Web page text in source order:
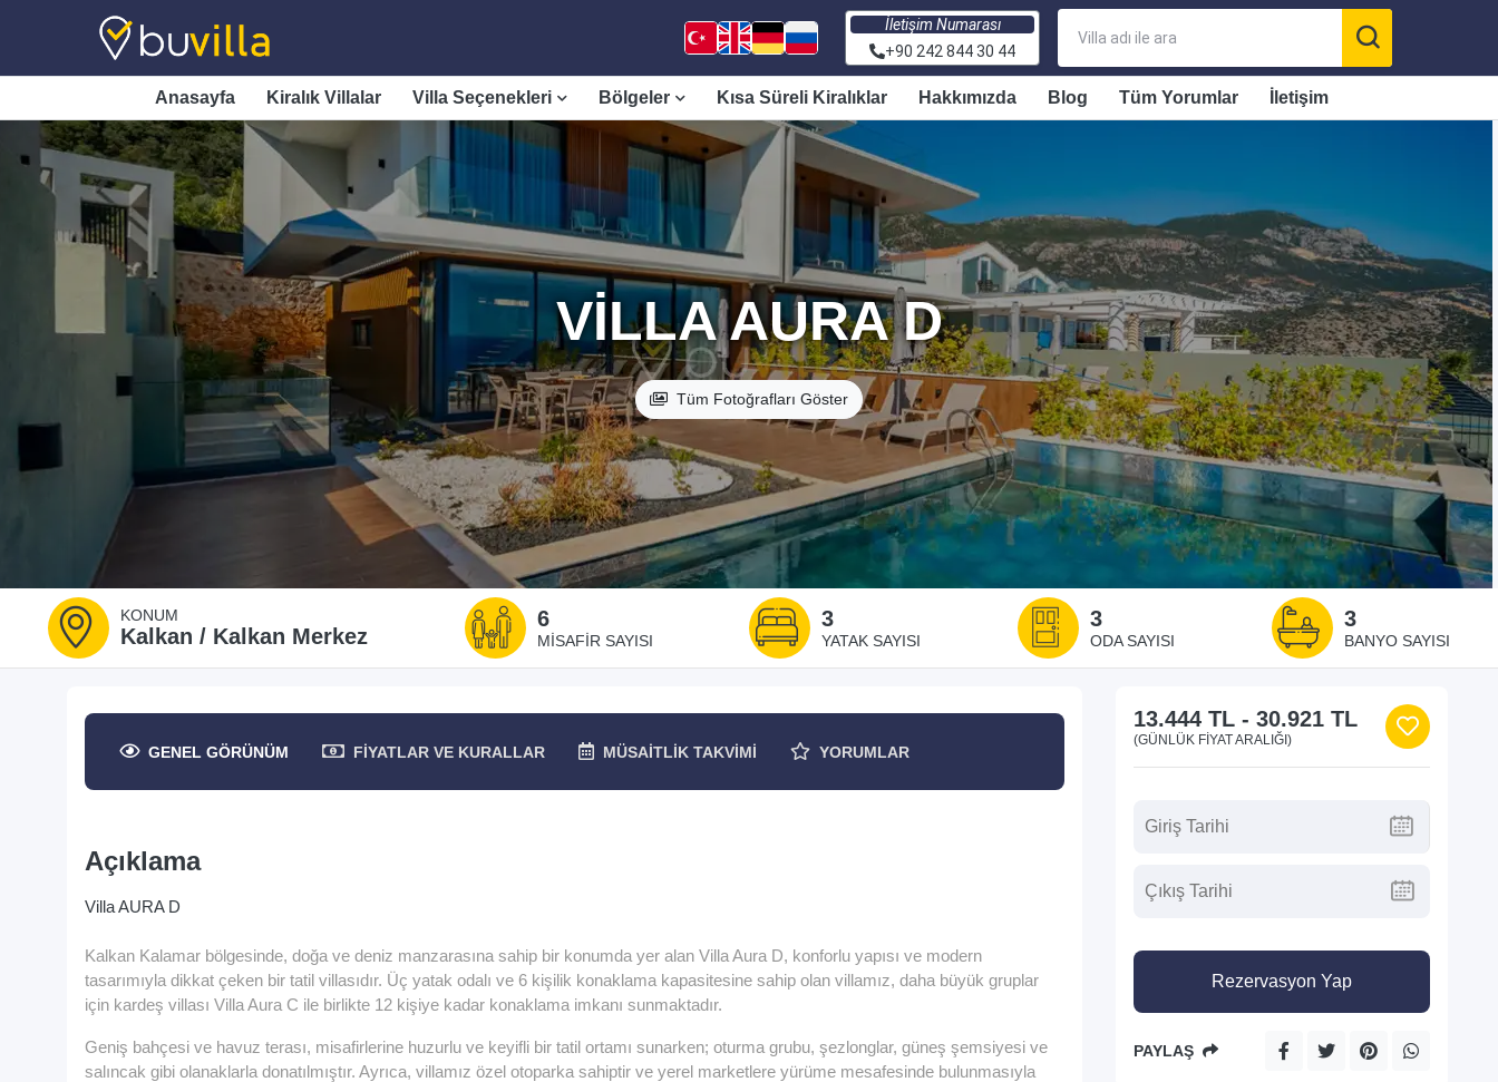
İletişim Numarası
+90 242 844 30 44
Anasayfa Kiralık Villalar Villa Seçenekleri Bölgeler Kısa Süreli Kiralıklar Hakkımızda Blog Tüm Yorumlar İletişim
VILLA AURA D
Tüm Fotoğrafları Göster
KONUM
Kalkan / Kalkan Merkez
6
MISAFIR SAYISI
3
YATAK SAYISI
3
ODA SAYISI
3
BANYO SAYISI
GENEL GÖRÜNÜM FIYATLAR VE KURALLAR MÜSAITLIK TAKVIMI YORUMLAR
Açıklama
Villa AURA D
Kalkan Kalamar bölgesinde, doğa ve deniz manzarasına sahip bir konumda yer alan Villa Aura D, konforlu yapısı ve modern
tasarımıyla dikkat çeken bir tatil villasıdır. Üç yatak odalı ve 6 kişilik konaklama kapasitesine sahip olan villamız, daha büyük gruplar
için kardeş villası Villa Aura C ile birlikte 12 kişiye kadar konaklama imkanı sunmaktadır.
Geniş bahçesi ve havuz terası, misafirlerine huzurlu ve keyifli bir tatil ortamı sunarken; oturma grubu, şezlonglar, güneş şemsiyesi ve
salıncak gibi olanaklarla donatılmıştır. Ayrıca, villamız özel otoparka sahiptir ve yerel marketlere yürüme mesafesinde bulunmasıyla
13.444 TL- 30.921 TL
(GÜNLÜK FIYAT ARALIĞI)
Rezervasyon Yap
PAYLAŞ